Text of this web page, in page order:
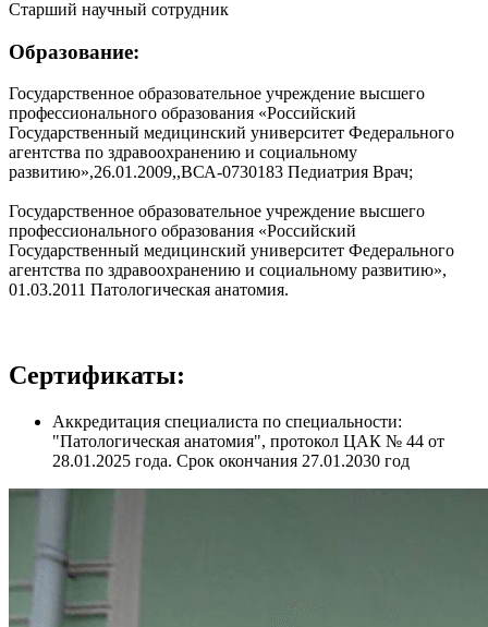
Старший научный сотрудник
Образование:
Государственное образовательное учреждение высшего
профессионального образования «Российский
Государственный медицинский университет Федерального
агентства по здравоохранению и социальному
развитию»,26.01.2009,,ВСА-0730183 Педиатрия Врач;
Государственное образовательное учреждение высшего
профессионального образования «Российский
Государственный медицинский университет Федерального
агентства по здравоохранению и социальному развитию»,
01.03.2011 Патологическая анатомия.
Сертификаты:
Аккредитация специалиста по специальности:
"Патологическая анатомия", протокол ЦАК № 44 от
28.01.2025 года. Срок окончания 27.01.2030 год